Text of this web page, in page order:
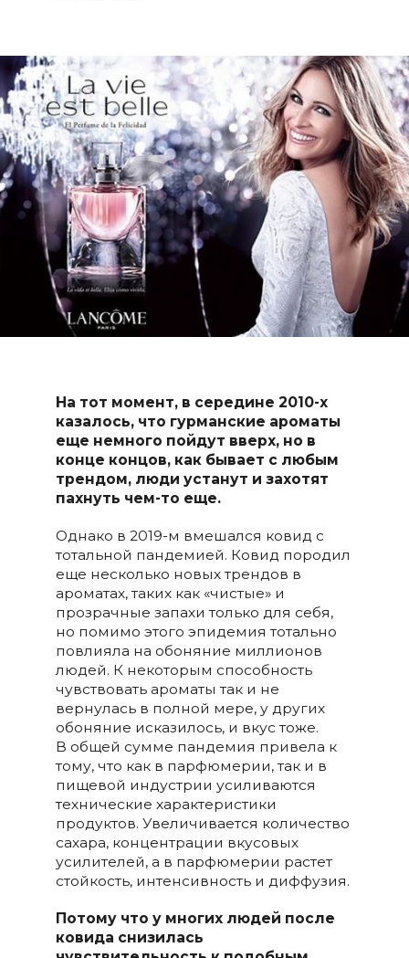
На тот момент, в середине 2010-х
казалось, что гурманские ароматы
еще немного пойдут вверх, но в
конце концов, как бывает с любым
трендом, люди устанут и захотят
пахнуть чем-то еще.
Однако в 2019-м вмешался ковид с
тотальной пандемией. Ковид породил
еще несколько новых трендов в
ароматах, таких как «чистые» и
прозрачные запахи только для себя,
но помимо этого эпидемия тотально
повлияла на обоняние миллионов
людей. К некоторым способность
чувствовать ароматы так и не
вернулась в полной мере, у других
обоняние исказилось, и вкус тоже.
В общей сумме пандемия привела к
тому, что как в парфюмерии, так и в
пищевой индустрии усиливаются
технические характеристики
продуктов. Увеличивается количество
сахара, концентрации вкусовых
усилителей, а в парфюмерии растет
стойкость, интенсивность и диффузия.
Потому что у многих людей после
ковида снизилась